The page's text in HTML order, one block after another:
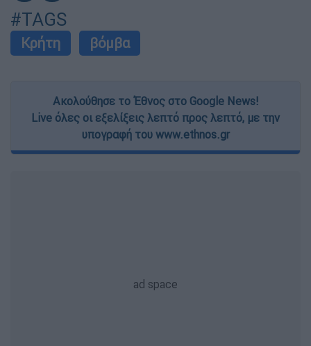
#TAGS
Κρήτη βόμβα
Ακολούθησε το Έθνος στο Google News!
Live όλες οι εξελίξεις λεπτό προς λεπτό, με την
υπογραφή του www.ethnos.gr